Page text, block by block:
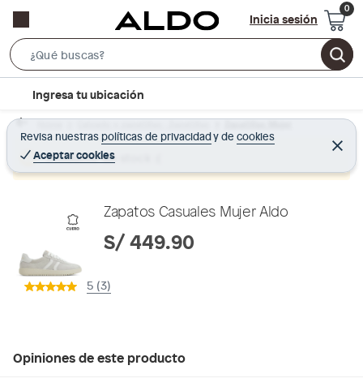
Inicia sesión
e
r
c
B
r
c
t
Ingresa tu ubicación
Revisa nuestras políticas de privacidadyde cookies
Aceptar cookies
C
e
r
Home Calzado y zapatillas - Zapatillas Zapatillas Mujer
Producto sin stock :(
Zapatos Casuales Mujer Aldo
S/ 449.90
5 (3)
Opiniones de este producto